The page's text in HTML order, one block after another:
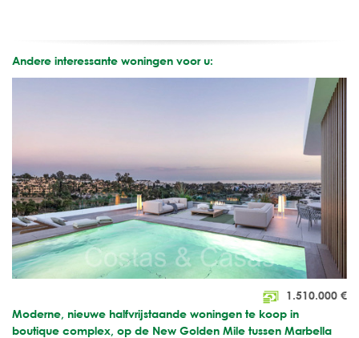
Andere interessante woningen voor u:
1.510.000 €
Moderne, nieuwe halfvrijstaande woningen te koop in
boutique complex, op de New Golden Mile tussen Marbella